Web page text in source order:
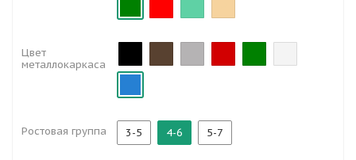
Цвет
металлокаркаса
Ростовая группа 3-5 4-6 5-7